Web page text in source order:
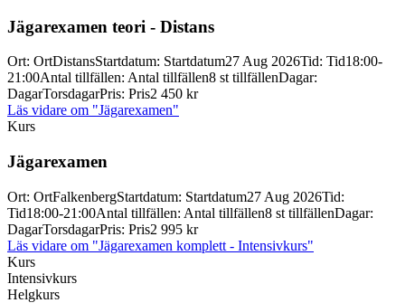
Jägarexamen teori - Distans
Ort: OrtDistansStartdatum: Startdatum27 Aug 2026Tid: Tid18:00-
21:00Antal tillfällen: Antal tillfällen8 st tillfällenDagar:
DagarTorsdagarPris: Pris2 450 kr
Läs vidare om "Jägarexamen"
Kurs
Jägarexamen
Ort: OrtFalkenbergStartdatum: Startdatum27 Aug 2026Tid:
Tid18:00-21:00Antal tillfällen: Antal tillfällen8 st tillfällenDagar:
DagarTorsdagarPris: Pris2 995 kr
Läs vidare om "Jägarexamen komplett - Intensivkurs"
Kurs
Intensivkurs
Helgkurs